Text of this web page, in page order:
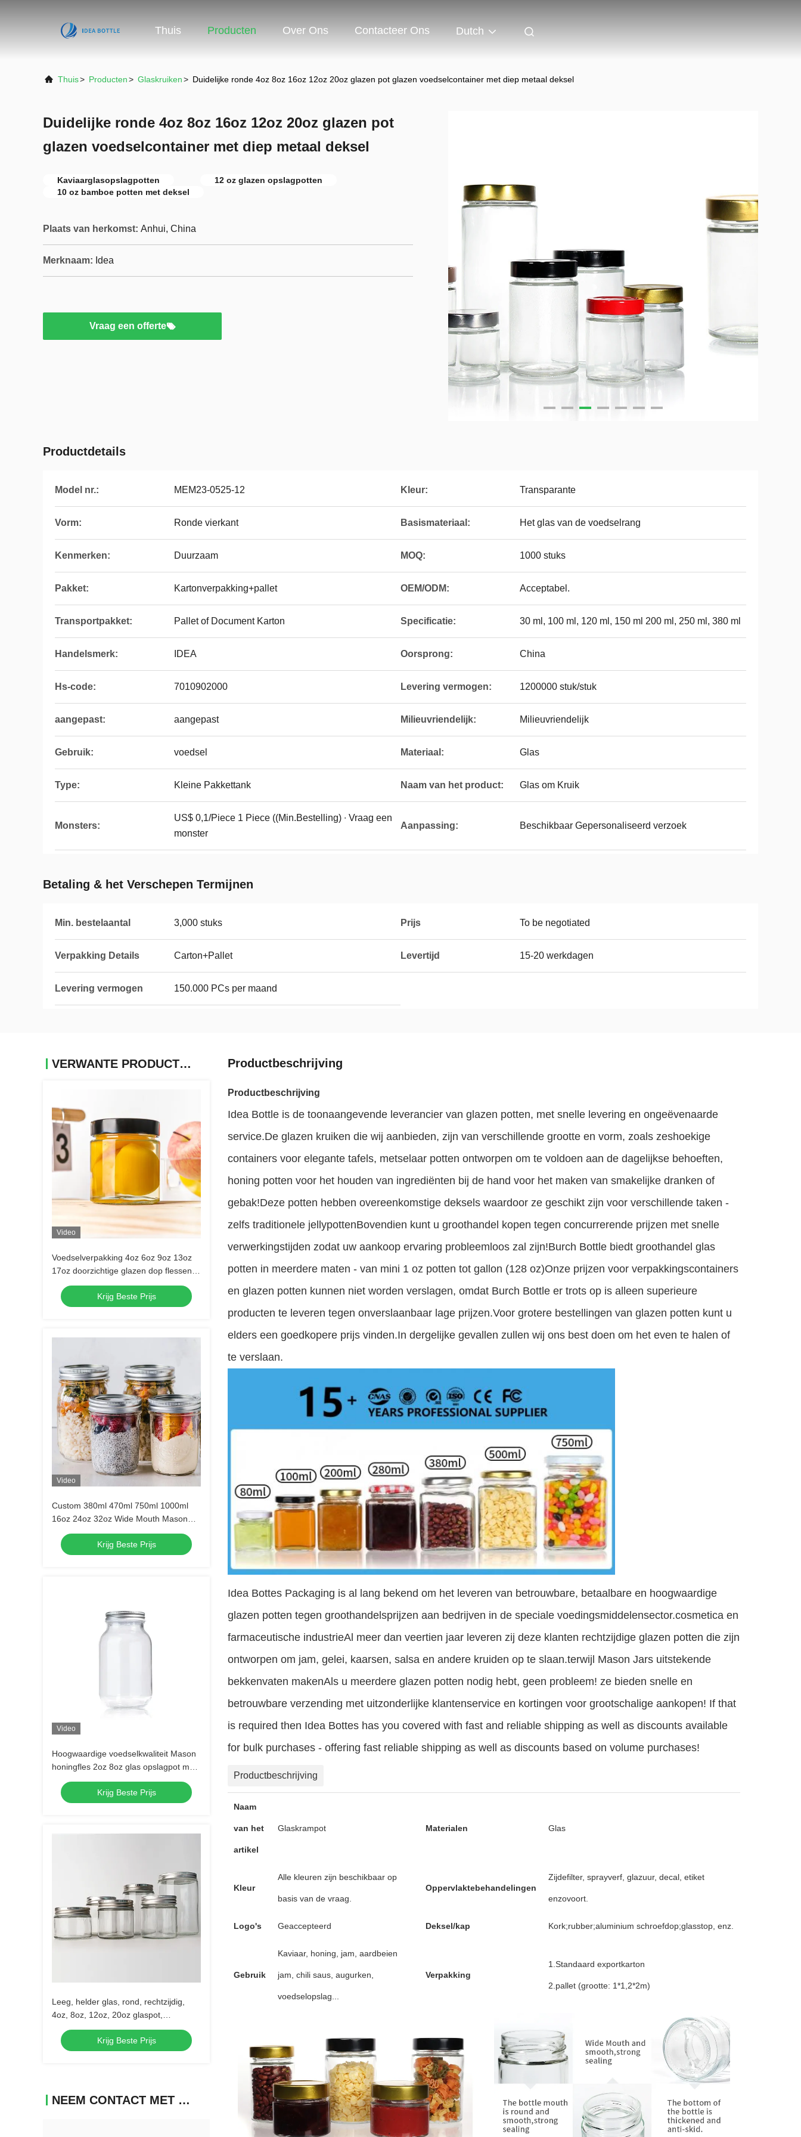
Thuis Producten Over Ons Contacteer Ons Dutch
Thuis> Producten> Glaskruiken> Duidelijke ronde 4oz 8oz 16oz 12oz 20oz glazen pot glazen voedselcontainer met diep metaal deksel
Duidelijke ronde 4oz 8oz 16oz 12oz 20oz glazen pot
glazen voedselcontainer met diep metaal deksel
Kaviaarglasopslagpotten
12 oz glazen opslagpotten
10 oz bamboe potten met deksel
Plaats van herkomst: Anhui, China
Merknaam: Idea
Vraag een offerte
Productdetails
Model nr.: MEM23-0525-12 Kleur: Transparante
Vorm: Ronde vierkant Basismateriaal: Het glas van de voedselrang
Kenmerken: Duurzaam MOQ: 1000 stuks
Pakket: Kartonverpakking+pallet OEM/ODM: Acceptabel.
Transportpakket: Pallet of Document Karton Specificatie: 30 ml, 100 ml, 120 ml, 150 ml 200 ml, 250 ml, 380 ml
Handelsmerk: IDEA Oorsprong: China
Hs-code: 7010902000 Levering vermogen: 1200000 stuk/stuk
aangepast: aangepast Milieuvriendelijk: Milieuvriendelijk
Gebruik: voedsel Materiaal: Glas
Type: Kleine Pakkettank Naam van het product: Glas om Kruik
Monsters:
US$ 0,1/Piece 1 Piece ((Min.Bestelling) ∙ Vraag een
monster
Aanpassing: Beschikbaar Gepersonaliseerd verzoek
Betaling & het Verschepen Termijnen
Min. bestelaantal 3,000 stuks Prijs To be negotiated
Verpakking Details Carton+Pallet Levertijd 15-20 werkdagen
Levering vermogen 150.000 PCs per maand
VERWANTE PRODUCTEN
Video
Voedselverpakking 4oz 6oz 9oz 13oz
17oz doorzichtige glazen dop flessen
Volledige set bevroren glazen pot met
metalen dekselKrijg Beste Prijs
Video
Custom 380ml 470ml 750ml 1000ml
16oz 24oz 32oz Wide Mouth Mason
Glass Jar Met Deksel in Bulk
Krijg Beste Prijs
Video
Hoogwaardige voedselkwaliteit Mason
honingfles 2oz 8oz glas opslagpot met
deksels
Krijg Beste Prijs
Leeg, helder glas, rond, rechtzijdig,
4oz, 8oz, 12oz, 20oz glaspot,
voedselcontainer met diep metaal
deksel.
Krijg Beste Prijs
NEEM CONTACT MET ONS OP
Productbeschrijving
Productbeschrijving
Idea Bottle is de toonaangevende leverancier van glazen potten, met snelle levering en ongeëvenaarde
service.De glazen kruiken die wij aanbieden, zijn van verschillende grootte en vorm, zoals zeshoekige
containers voor elegante tafels, metselaar potten ontworpen om te voldoen aan de dagelijkse behoeften,
honing potten voor het houden van ingrediënten bij de hand voor het maken van smakelijke dranken of
gebak!Deze potten hebben overeenkomstige deksels waardoor ze geschikt zijn voor verschillende taken -
zelfs traditionele jellypottenBovendien kunt u groothandel kopen tegen concurrerende prijzen met snelle
verwerkingstijden zodat uw aankoop ervaring probleemloos zal zijn!Burch Bottle biedt groothandel glas
potten in meerdere maten - van mini 1 oz potten tot gallon (128 oz)Onze prijzen voor verpakkingscontainers
en glazen potten kunnen niet worden verslagen, omdat Burch Bottle er trots op is alleen superieure
producten te leveren tegen onverslaanbaar lage prijzen.Voor grotere bestellingen van glazen potten kunt u
elders een goedkopere prijs vinden.In dergelijke gevallen zullen wij ons best doen om het even te halen of
te verslaan.
Idea Bottes Packaging is al lang bekend om het leveren van betrouwbare, betaalbare en hoogwaardige
glazen potten tegen groothandelsprijzen aan bedrijven in de speciale voedingsmiddelensector.cosmetica en
farmaceutische industrieAl meer dan veertien jaar leveren zij deze klanten rechtzijdige glazen potten die zijn
ontworpen om jam, gelei, kaarsen, salsa en andere kruiden op te slaan.terwijl Mason Jars uitstekende
bekkenvaten makenAls u meerdere glazen potten nodig hebt, geen probleem! ze bieden snelle en
betrouwbare verzending met uitzonderlijke klantenservice en kortingen voor grootschalige aankopen! If that
is required then Idea Bottes has you covered with fast and reliable shipping as well as discounts available
for bulk purchases - offering fast reliable shipping as well as discounts based on volume purchases!
Productbeschrijving
Naam
van het
artikel
Glaskrampot Materialen Glas
Kleur
Alle kleuren zijn beschikbaar op
basis van de vraag.
Oppervlaktebehandelingen
Zijdefilter, sprayverf, glazuur, decal, etiket
enzovoort.
Logo's Geaccepteerd Deksel/kap Kork;rubber;aluminium schroefdop;glasstop, enz.
Gebruik
Kaviaar, honing, jam, aardbeien
jam, chili saus, augurken,
voedselopslag...
Verpakking
1.Standaard exportkarton
2.pallet (grootte: 1*1,2*2m)